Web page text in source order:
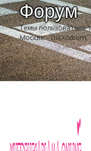
Форум
Темы пользователя
Москве -